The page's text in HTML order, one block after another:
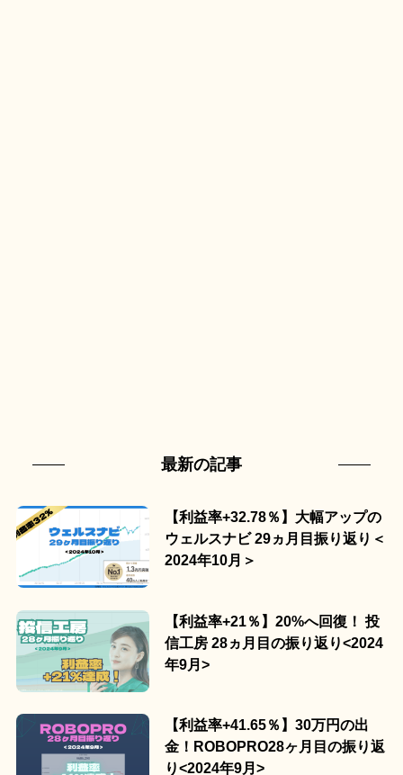
最新の記事
【利益率+32.78％】大幅アップの
ウェルスナビ 29ヵ月目振り返り＜
2024年10月＞
【利益率+21％】20%へ回復！ 投
信工房 28ヵ月目の振り返り<2024
年9月>
【利益率+41.65％】30万円の出
金！ROBOPRO28ヶ月目の振り返
り<2024年9月>